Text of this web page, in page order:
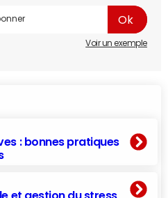
Voir un exemple
: bonnes pratiques
et gestion du stress